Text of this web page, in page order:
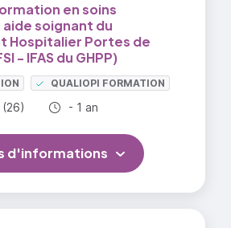
en soins
soignant du
Hospitalier Portes de
- IFAS du GHPP)
QUALIOPI FORMATION
Durée totale :
- 1 an
d'informations